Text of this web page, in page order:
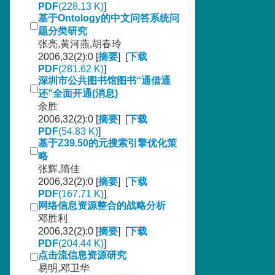
PDF(228.13 K)]
基于Ontology的中文问答系统问
题分类研究
张亮,黄河燕,胡春玲
2006,32(2):0 [摘要] [下载
PDF(281.62 K)]
深圳市公共图书馆图书“通借通
还”全面开通(消息)
余胜
2006,32(2):0 [摘要] [下载
PDF(54.83 K)]
基于Z39.50的元搜索引擎优化策
略
张辉,隋佳
2006,32(2):0 [摘要] [下载
PDF(167.71 K)]
网络信息资源整合的战略分析
邓胜利
2006,32(2):0 [摘要] [下载
PDF(204.44 K)]
点击流信息资源研究
易明,邓卫华